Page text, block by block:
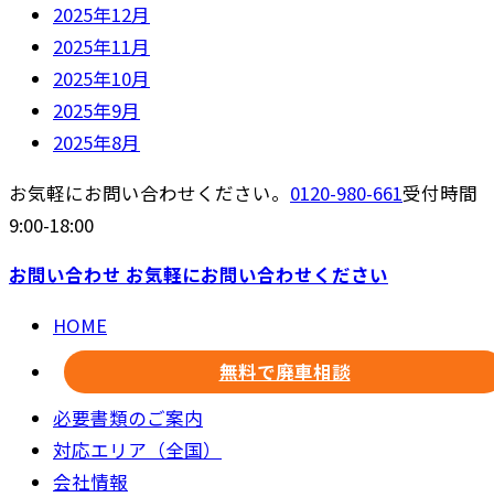
2025年12月
2025年11月
2025年10月
2025年9月
2025年8月
お気軽にお問い合わせください。 0120-980-661受付時間
9:00-18:00
お問い合わせ お気軽にお問い合わせください
HOME
無料で廃車相談
必要書類のご案内
対応エリア（全国）
会社情報